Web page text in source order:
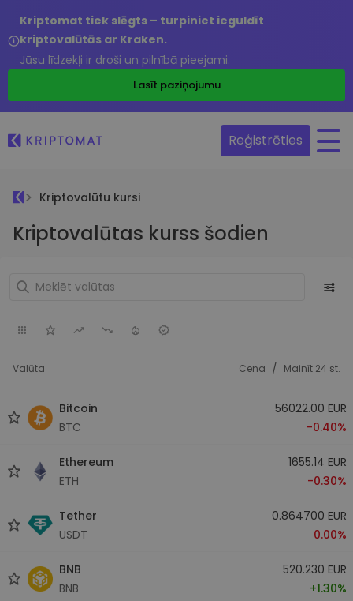
Kriptomat tiek slēgts – turpiniet ieguldīt
kriptovalūtās ar Kraken.
Jūsu līdzekļi ir droši un pilnībā pieejami.
Lasīt paziņojumu
Reģistrēties
Kriptovalūtu kursi
Kriptovalūtas kurss šodien
Valūta Cena / Mainīt 24 st.
Bitcoin
BTC
56022.00 EUR
-0.40%
Ethereum
ETH
1655.14 EUR
-0.30%
Tether
USDT
0.864700 EUR
0.00%
BNB
BNB
520.230 EUR
+1.30%